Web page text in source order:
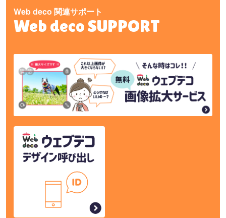
Web deco 関連サポート
Web deco SUPPORT